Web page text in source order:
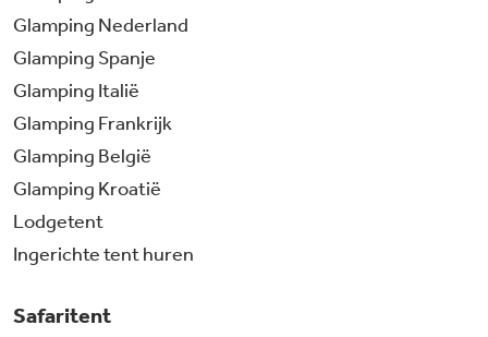
Glamping Nederland
Glamping Spanje
Glamping Italië
Glamping Frankrijk
Glamping België
Glamping Kroatië
Lodgetent
Ingerichte tent huren
Safaritent